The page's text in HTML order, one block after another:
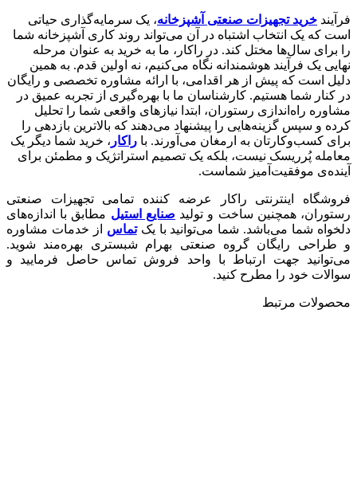
فرآیند خرید تجهیزات صنعتی آشپزخانه، یک سرمایه‌گذاری حیاتی
است که یک انتخاب اشتباه در آن می‌تواند روند کاری آشپزخانه شما
را برای سال‌ها مختل کند. در راکار، ما به خرید به عنوان مرحله
نهایی یک فرآیند هوشمندانه نگاه می‌کنیم، نه اولین قدم. به همین
دلیل است که پیش از هر اقدامی، با ارائه مشاوره تخصصی و رایگان
در کنار شما هستیم. کارشناسان ما با بهره‌گیری از تجربه عمیق در
مشاوره راه‌اندازی رستوران، ابتدا نیازهای واقعی شما را تحلیل
کرده و سپس گزینه‌هایی را پیشنهاد می‌دهند که بالاترین بازدهی را
برای کسب‌وکارتان به ارمغان می‌آورند. با راکار ، خرید شما دیگر یک
معامله پُرریسک نیست، بلکه یک تصمیم استراتژیک و مطمئن برای
آینده‌ی موفقیت‌آمیز شماست.
فروشگاه اینترنتی راکار عرضه کننده تمامی تجهیزات صنعتی
رستوران، همچنین ساخت و تولید صنایع استیل مطابق با اندازه‌های
دلخواه شما می‌باشد. شما ‌می‌توانید با یکتماس از خدمات مشاوره
و طراحی رایگان گروه صنعتی بهرام شبستری بهره‌مند شوید.
می‌توانید جهت ارتباط با واحد فروش تماس حاصل فرمایید و
سوالات خود را مطرح کنید.
محصولات مرتبط